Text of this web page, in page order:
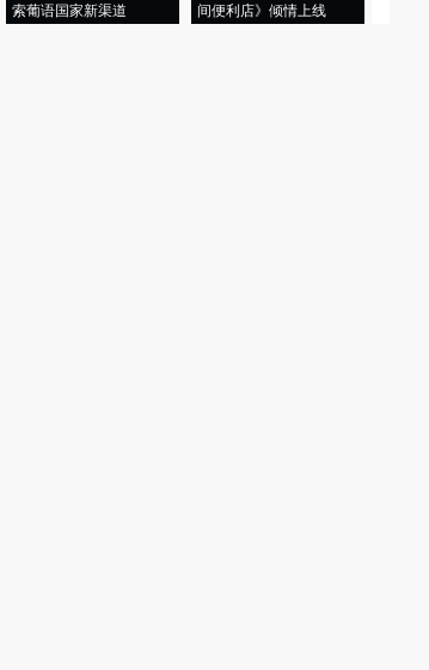
索葡语国家新渠道
间便利店》倾情上线